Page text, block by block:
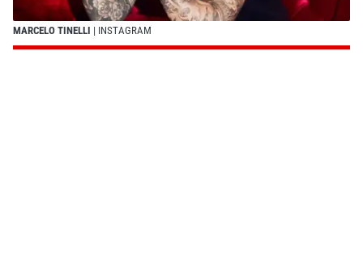
MARCELO TINELLI | INSTAGRAM